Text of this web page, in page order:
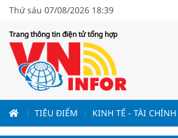
Thứ sáu 07/08/2026 18:39
Trang thông tin điện tử tổng hợp
TIÊU ĐIỂM KINH TẾ - TÀI CHÍNH